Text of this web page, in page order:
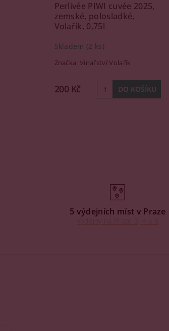
Perlivée PIWI cuvée 2025,
zemské, polosladké,
Volařík, 0,75l
Skladem (2 ks)
Značka:Vinařství Volařík
200 Kč
5 výdejních míst v Praze
Výdejny na Praze 3, 4 a 6